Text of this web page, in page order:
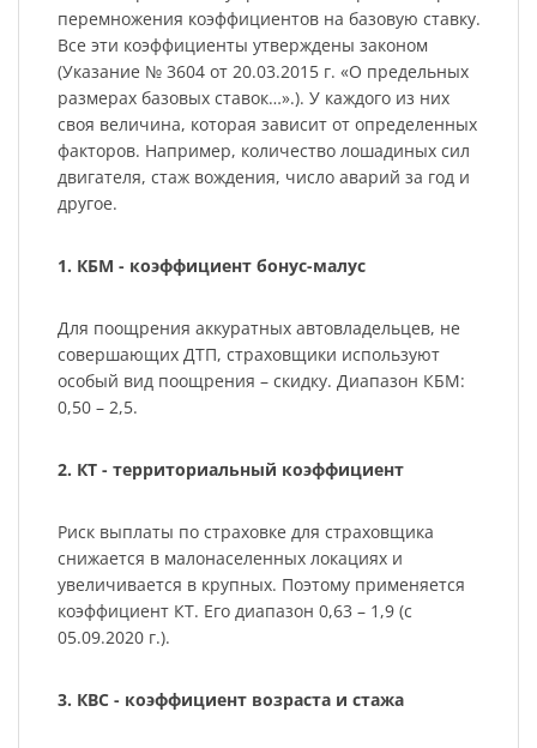
перемножения коэффициентов на базовую ставку.
Все эти коэффициенты утверждены законом
(Указание № 3604 от 20.03.2015 г. «О предельных
размерах базовых ставок…».). У каждого из них
своя величина, которая зависит от определенных
факторов. Например, количество лошадиных сил
двигателя, стаж вождения, число аварий за год и
другое.
1. КБМ - коэффициент бонус-малус
Для поощрения аккуратных автовладельцев, не
совершающих ДТП, страховщики используют
особый вид поощрения – скидку. Диапазон КБМ:
0,50 – 2,5.
2. КТ - территориальный коэффициент
Риск выплаты по страховке для страховщика
снижается в малонаселенных локациях и
увеличивается в крупных. Поэтому применяется
коэффициент КТ. Его диапазон 0,63 – 1,9 (с
05.09.2020 г.).
3. КВС - коэффициент возраста и стажа